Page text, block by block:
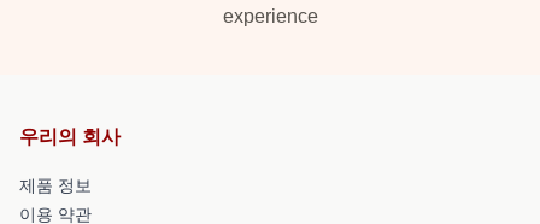
experience
우리의 회사
제품 정보
이용 약관